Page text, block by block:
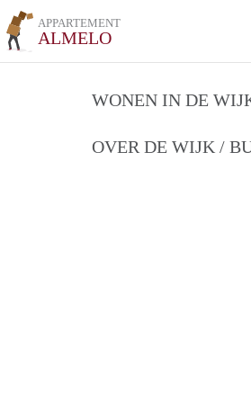
APPARTEMENT
ALMELO
WONEN IN DE
OVER DE WIJK /